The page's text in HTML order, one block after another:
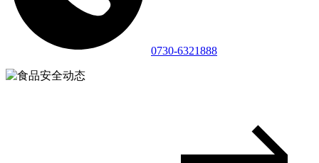
0730-6321888